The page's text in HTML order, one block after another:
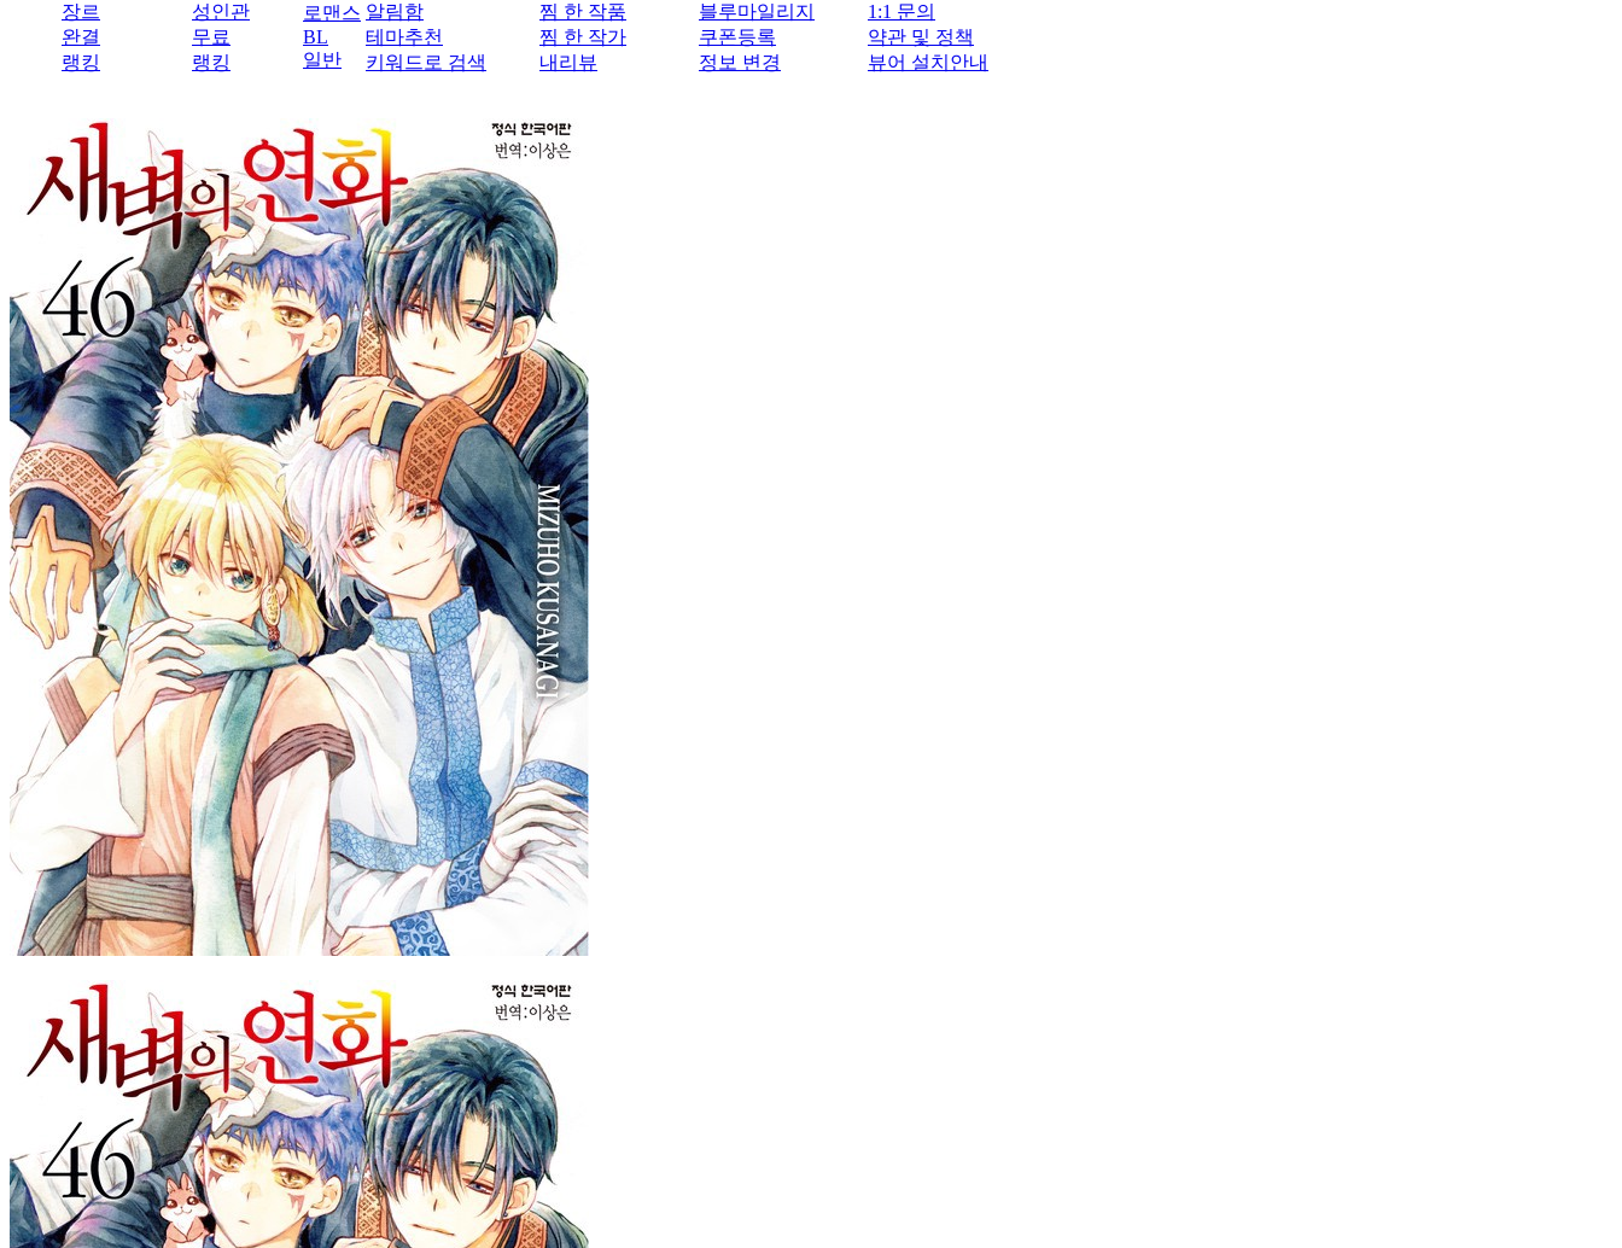
장르
완결
랭킹
성인관
무료
랭킹
로맨스
BL
일반
알림함
테마추천
키워드로 검색
찜 한 작품
찜 한 작가
내리뷰
블루마일리지
쿠폰등록
정보 변경
1:1 문의
약관 및 정책
뷰어 설치안내